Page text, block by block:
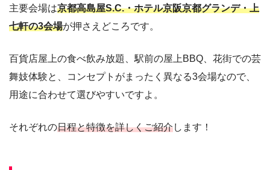
主要会場は京都高島屋S.C.・ホテル京阪京都グランデ・上
七軒の3会場が押さえどころです。
百貨店屋上の食べ飲み放題、駅前の屋上BBQ、花街での芸
舞妓体験と、コンセプトがまったく異なる3会場なので、
用途に合わせて選びやすいですよ。
それぞれの日程と特徴を詳しくご紹介します！